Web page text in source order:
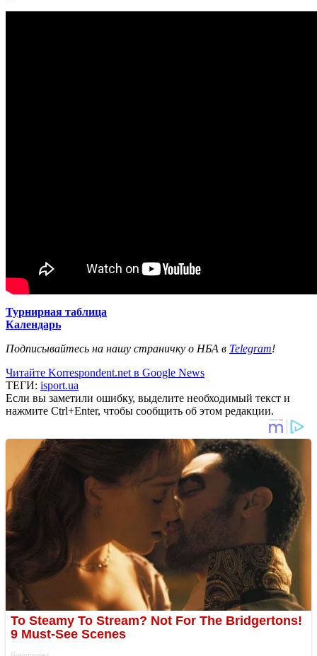
Турнирная таблица
Календарь
Подписывайтесь на нашу страничку о НБА в Telegram!
Читайте Korrespondent.net в Google News
ТЕГИ: isport.ua
Если вы заметили ошибку, выделите необходимый текст и
нажмите Ctrl+Enter, чтобы сообщить об этом редакции.